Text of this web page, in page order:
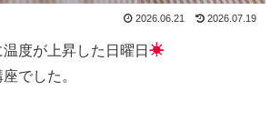
2026.06.21 2026.07.19
度が上昇した日曜日 ☀
でした。